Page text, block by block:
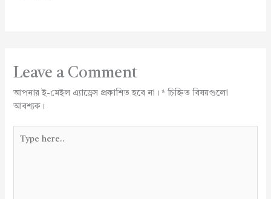
Leave a Comment
আপনার ই-মেইল এ্যাড্রেস প্রকাশিত হবে না। *চিহ্নিত বিষয়গুলো
আবশ্যক।
here..